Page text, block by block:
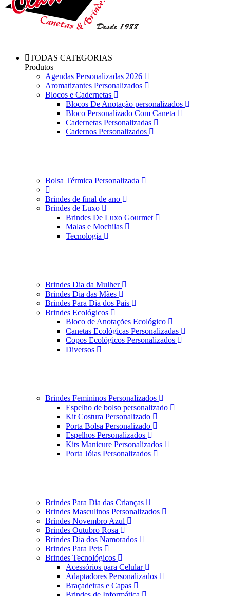
TODAS CATEGORIAS
Produtos
Agendas Personalizadas 2026
Aromatizantes Personalizados
Blocos e Cadernetas
Blocos De Anotação personalizados
Bloco Personalizado Com Caneta
Cadernetas Personalizadas
Cadernos Personalizados
Bolsa Térmica Personalizada
Brindes de final de ano
Brindes de Luxo
Brindes De Luxo Gourmet
Malas e Mochilas
Tecnologia
Brindes Dia da Mulher
Brindes Dia das Mães
Brindes Para Dia dos Pais
Brindes Ecológicos
Bloco de Anotações Ecológico
Canetas Ecológicas Personalizadas
Copos Ecológicos Personalizados
Diversos
Brindes Femininos Personalizados
Espelho de bolso personalizado
Kit Costura Personalizado
Porta Bolsa Personalizado
Espelhos Personalizados
Kits Manicure Personalizados
Porta Jóias Personalizados
Brindes Para Dia das Crianças
Brindes Masculinos Personalizados
Brindes Novembro Azul
Brindes Outubro Rosa
Brindes Dia dos Namorados
Brindes Para Pets
Brindes Tecnológicos
Acessórios para Celular
Adaptadores Personalizados
Braçadeiras e Capas